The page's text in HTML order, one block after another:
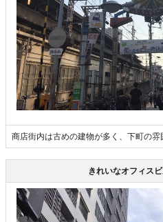
商店街内は古めの建物が多く、下町の雰
きれいなオフィス